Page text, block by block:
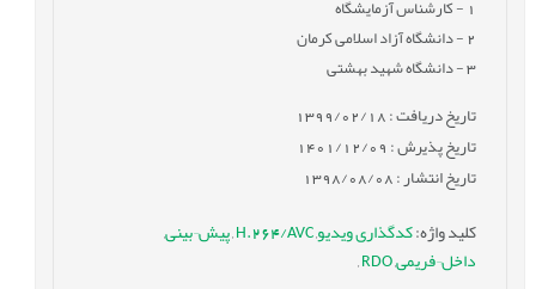
- کارشناس آزمایشگاه
2- دانشگاه آزاد اسلامی کرمان
3- دانشگاه شهید بهشتی
تاریخ دریافت : 1399/02/18
تاریخ پذیرش : 1401/12/09
تاریخ انتشار : 1398/08/08
کلید واژه:کدگذاری ویدیو,
H.264/AVC
,پیش¬بینی,
داخل¬فریمی,
RDO
,